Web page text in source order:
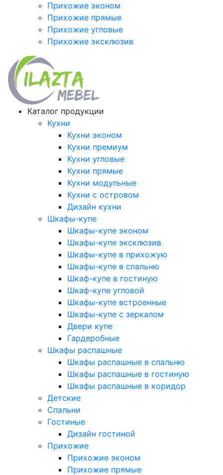
Прихожие эконом
Прихожие прямые
Прихожие угловые
Прихожие эксклюзив
Каталог продукции
Кухни
Кухни эконом
Кухни премиум
Кухни угловые
Кухни прямые
Кухни модульные
Кухни с островом
Дизайн кухни
Шкафы-купе
Шкафы-купе эконом
Шкафы-купе эксклюзив
Шкафы-купе в прихожую
Шкафы-купе в спальню
Шкаф-купе в гостиную
Шкаф-купе угловой
Шкафы-купе встроенные
Шкафы-купе с зеркалом
Двери купе
Гардеробные
Шкафы распашные
Шкафы распашные в спальню
Шкафы распашные в гостиную
Шкафы распашные в коридор
Детские
Спальни
Гостиные
Дизайн гостиной
Прихожие
Прихожие эконом
Прихожие прямые